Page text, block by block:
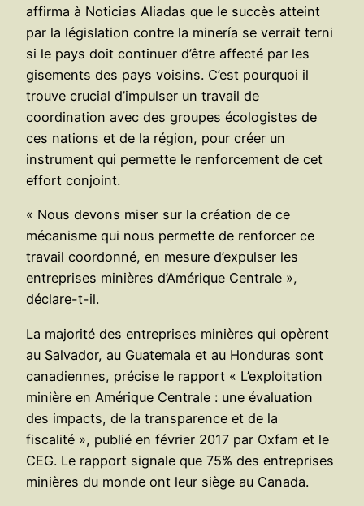
affirma à Noticias Aliadas que le succès atteint
par la législation contre la minería se verrait terni
si le pays doit continuer d’être affecté par les
gisements des pays voisins. C’est pourquoi il
trouve crucial d’impulser un travail de
coordination avec des groupes écologistes de
ces nations et de la région, pour créer un
instrument qui permette le renforcement de cet
effort conjoint.
« Nous devons miser sur la création de ce
mécanisme qui nous permette de renforcer ce
travail coordonné, en mesure d’expulser les
entreprises minières d’Amérique Centrale »,
déclare-t-il.
La majorité des entreprises minières qui opèrent
au Salvador, au Guatemala et au Honduras sont
canadiennes, précise le rapport « L’exploitation
minière en Amérique Centrale : une évaluation
des impacts, de la transparence et de la
fiscalité », publié en février 2017 par Oxfam et le
CEG. Le rapport signale que 75% des entreprises
minières du monde ont leur siège au Canada.